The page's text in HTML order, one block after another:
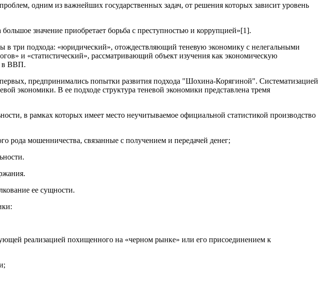
одним из важнейших государственных задач, от решения которых зависит уровень
значение приобретает борьба с преступностью и коррупцией»[1].
три подхода: «юридический», отождеств­ляющий теневую экономику с нелегальными
и «статистический», рассматривающий объект изучения как экономическую
в ВВП.
предпринимались попытки развития подхода "Шохина-Корягиной". Систематизацией
экономики. В ее подходе структура теневой экономики представлена тремя
в рамках которых имеет место неучитываемое официальной статистикой производство
рода мошенничества, связанные с получением и передачей денег;
ее сущности.
реализацией похищенного на «черном рынке» или его присоединением к